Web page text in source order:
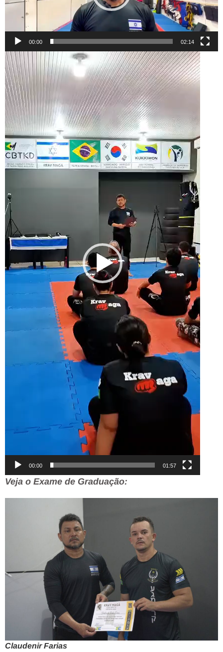
00:00 02:14
Tocador
de
vídeo
00:00 01:57
Veja o Exame de Graduação:
Claudenir Farias